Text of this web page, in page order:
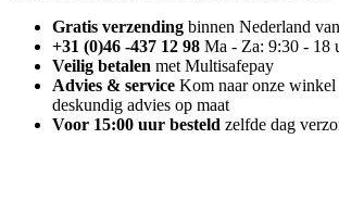
Gratis verzending binnen Nederland
+31 (0)46 -437 12 98 Ma - Za: 9:30 - 18
Veilig betalen met Multisafepay
Advies & service Kom naar onze
deskundig advies op maat
Voor 15:00 uur besteld zelfde dag